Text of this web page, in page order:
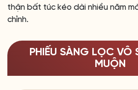
thận bất túc kéo dài nhiều năm
chỉnh.
PHIẾU SÀNG LỌC VÔ
MUỘN